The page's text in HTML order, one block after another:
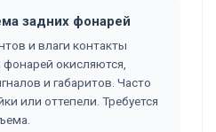
задних фонарей
и влаги контакты
окисляются,
и габаритов. Часто
или оттепели. Требуется